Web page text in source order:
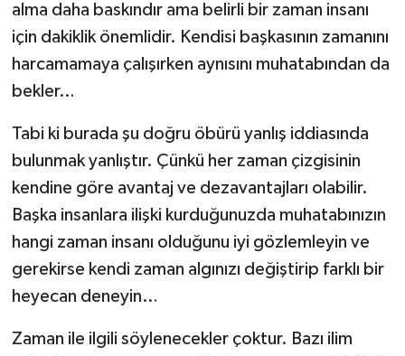
alma daha baskındır ama belirli bir zaman insanı
için dakiklik önemlidir. Kendisi başkasının zamanını
harcamamaya çalışırken aynısını muhatabından da
bekler…
Tabi ki burada şu doğru öbürü yanlış iddiasında
bulunmak yanlıştır. Çünkü her zaman çizgisinin
kendine göre avantaj ve dezavantajları olabilir.
Başka insanlara ilişki kurduğunuzda muhatabınızın
hangi zaman insanı olduğunu iyi gözlemleyin ve
gerekirse kendi zaman algınızı değiştirip farklı bir
heyecan deneyin…
Zaman ile ilgili söylenecekler çoktur. Bazı ilim